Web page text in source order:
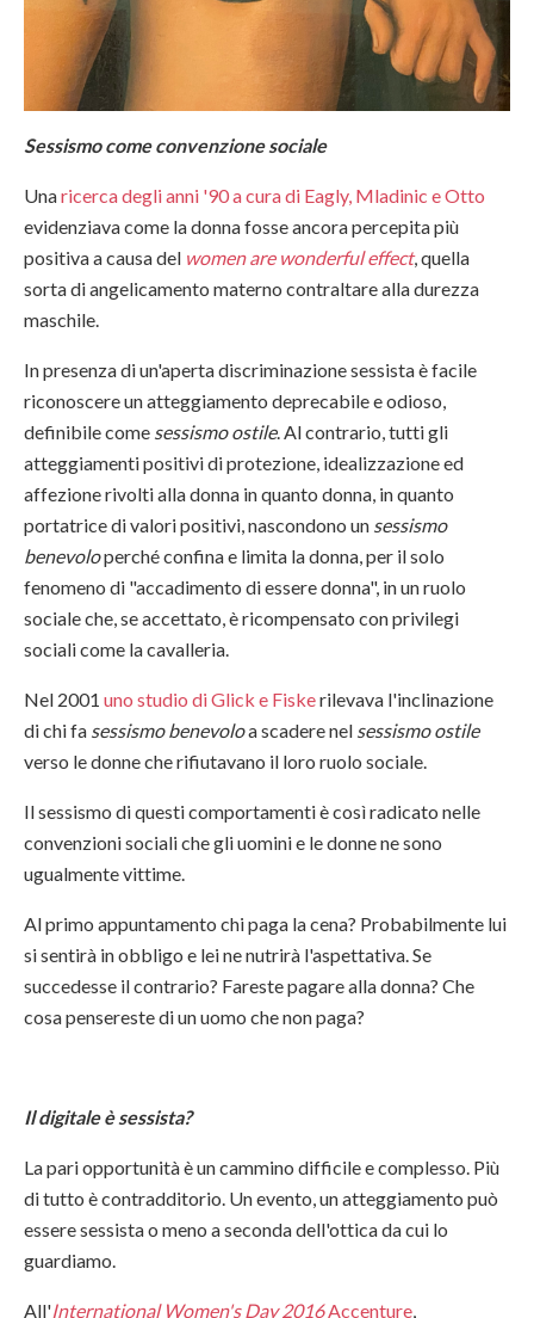
Sessismo come convenzione sociale
Unaricerca degli anni '90 a cura di Eagly, Mladinic e Otto
evidenziava come la donna fosse ancora percepita più
positiva a causa del women are wonderful effect, quella
sorta di angelicamento materno contraltare alla durezza
maschile.
In presenza di un'aperta discriminazione sessista è facile
riconoscere un atteggiamento deprecabile e odioso,
definibile come sessismo ostile. Al contrario, tutti gli
atteggiamenti positivi di protezione, idealizzazione ed
affezione rivolti alla donna in quanto donna, in quanto
portatrice di valori positivi, nascondono un sessismo
benevoloperché confina e limita la donna, per il solo
fenomeno di "accadimento di essere donna", in un ruolo
sociale che, se accettato, è ricompensato con privilegi
sociali come la cavalleria.
Nel 2001 uno studio diGlick e Fiskerilevava l'inclinazione
di chi fa sessismo benevoloa scadere nel sessismo ostile
verso le donne che rifiutavano il loro ruolo sociale.
Il sessismo di questi comportamenti è così radicato nelle
convenzioni sociali che gli uomini e le donne ne sono
ugualmente vittime.
Al primo appuntamento chi paga la cena? Probabilmente lui
si sentirà in obbligo e lei ne nutrirà l'aspettativa. Se
succedesse il contrario? Fareste pagare alla donna? Che
cosa pensereste di un uomo che non paga?
Il digitale è sessista?
La pari opportunità è un cammino difficile e complesso. Più
di tutto è contradditorio. Un evento, un atteggiamento può
essere sessista o meno a seconda dell'ottica da cui lo
guardiamo.
All'International Women's Day 2016Accenture